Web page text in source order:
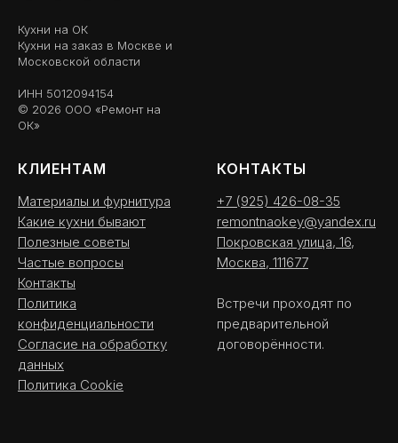
Кухни на ОК
Кухни на заказ в Москве и
Московской области
ИНН 5012094154
© 2026 ООО «Ремонт на
ОК»
КЛИЕНТАМ
Материалы и фурнитура
Какие кухни бывают
Полезные советы
Частые вопросы
Контакты
Политика
конфиденциальности
Согласие на обработку
данных
Политика Cookie
КОНТАКТЫ
+7 (925) 426-08-35
remontnaokey@yandex.ru
Покровская улица, 16,
Москва, 111677
Встречи проходят по
предварительной
договорённости.